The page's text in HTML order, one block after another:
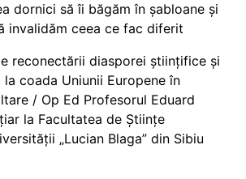
dornici să îi băgăm în șabloane și
invalidăm ceea ce fac diferit
reconectării diasporei științifice și
coada Uniunii Europene în
/ Op Ed Profesorul Eduard
la Facultatea de Științe
„Lucian Blaga” din Sibiu